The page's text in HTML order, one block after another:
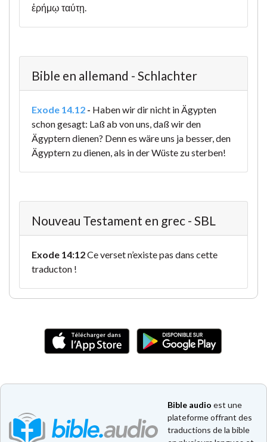
ἐρήμῳ ταύτῃ.
Bible en allemand - Schlachter
Exode 14.12 - Haben wir dir nicht in Ägypten
schon gesagt: Laß ab von uns, daß wir den
Ägyptern dienen? Denn es wäre uns ja besser, den
Ägyptern zu dienen, als in der Wüste zu sterben!
Nouveau Testament en grec - SBL
Exode 14:12Ce verset n’existe pas dans cette
traducton !
Bible audio est une
plateforme offrant des
traductions de la bible